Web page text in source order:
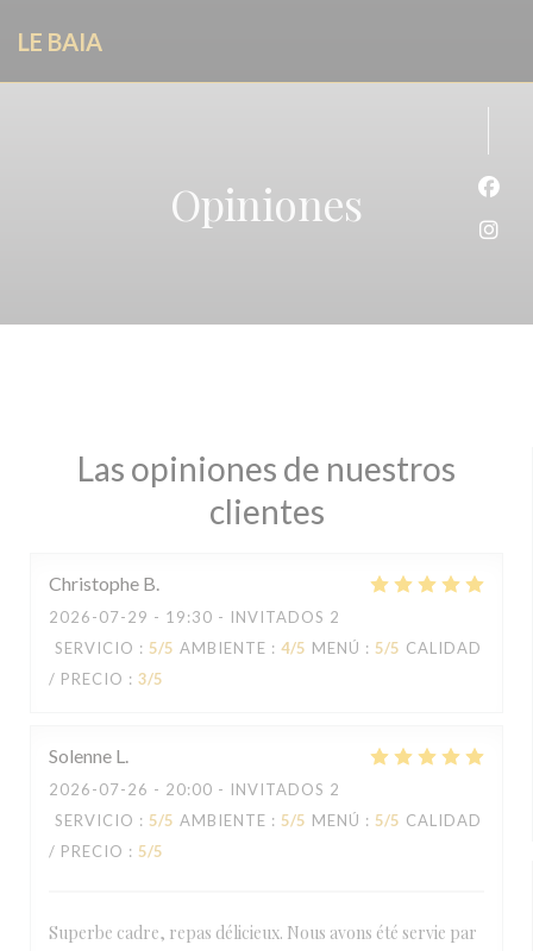
LE BAIA
Opiniones
Las opiniones de nuestros
clientes
Christophe B
2026-07-29 - 19:30 - INVITADOS 2
SERVICIO : 5/5 AMBIENTE : 4/5 MENÚ : 5/5 CALIDAD
/ PRECIO : 3/5
Solenne L
2026-07-26 - 20:00 - INVITADOS 2
SERVICIO : 5/5 AMBIENTE : 5/5 MENÚ : 5/5 CALIDAD
/ PRECIO : 5/5
Superbe cadre, repas délicieux. Nous avons été servie par